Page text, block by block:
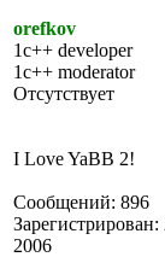
orefkov
1c++ developer
1c++ moderator
Отсутствует
I Love YaBB 2!
Сообщений: 896
2006